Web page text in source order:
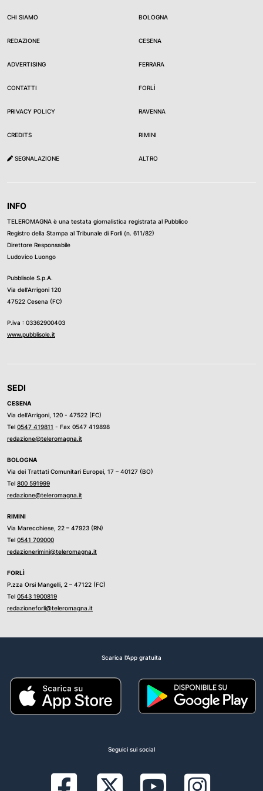
CHI SIAMO
REDAZIONE
ADVERTISING
CONTATTI
PRIVACY POLICY
CREDITS
SEGNALAZIONE
BOLOGNA
CESENA
FERRARA
FORLÌ
RAVENNA
RIMINI
ALTRO
INFO
TELEROMAGNA è una testata giornalistica registrata al Pubblico
Registro della Stampa al Tribunale di Forli (n. 611/82)
Direttore Responsabile
Ludovico Luongo
Pubblisole S.p.A.
Via dell’Arrigoni 120
47522 Cesena (FC)
P.iva : 03362900403
www.pubblisole.it
SEDI
CESENA
Via dell’Arrigoni, 120 - 47522 (FC)
Tel 0547 419811 - Fax 0547 419898
redazione@teleromagna.it
BOLOGNA
Via dei Trattati Comunitari Europei, 17 – 40127 (BO)
Tel 800 591999
redazione@teleromagna.it
RIMINI
Via Marecchiese, 22 – 47923 (RN)
Tel 0541 709000
redazionerimini@teleromagna.it
FORLÌ
P.zza Orsi Mangelli, 2 – 47122 (FC)
Tel 0543 1900819
redazioneforli@teleromagna.it
Scarica l'App gratuita
Seguici sui social